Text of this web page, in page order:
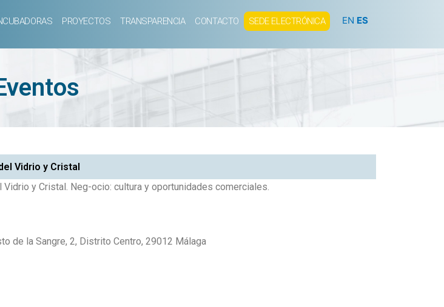
PROYECTOS TRANSPARENCIA CONTACTO SEDE ELECTRÓNICA EN ES
Vidrio y Cristal
y Cristal. Neg-ocio: cultura y oportunidades comerciales.
de la Sangre, 2, Distrito Centro, 29012 Málaga